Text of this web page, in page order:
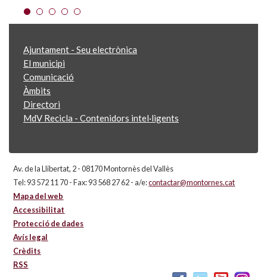
Ajuntament - Seu electrònica
El municipi
Comunicació
Àmbits
Directori
MdV Recicla - Contenidors intel·ligents
Av. de la Llibertat, 2 - 08170 Montornès del Vallès
Tel: 93 572 11 70 - Fax: 93 568 27 62 - a/e:contactar@montornes.cat
Mapa del web
Accessibilitat
Protecció de dades
Avís legal
Crèdits
RSS